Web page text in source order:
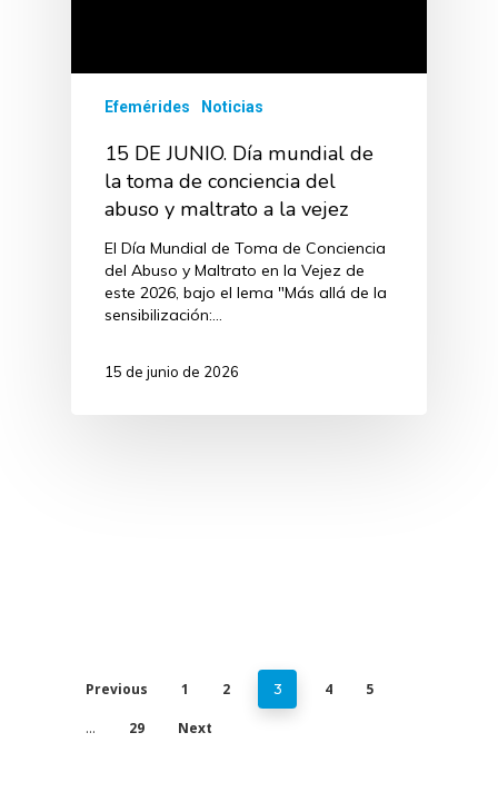
Efemérides Noticias
15 DE JUNIO. Día mundial de
la toma de conciencia del
abuso y maltrato a la vejez
El Día Mundial de Toma de Conciencia
del Abuso y Maltrato en la Vejez de
este 2026, bajo el lema "Más allá de la
sensibilización:…
15 de junio de 2026
Previous 1 2 3 4 5
… 29 Next